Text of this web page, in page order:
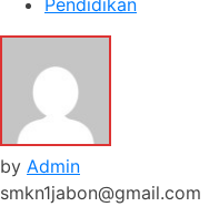
by Admin
smkn1jabon@gmail.com